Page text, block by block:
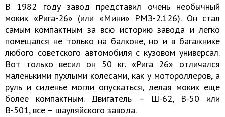
В 1982 году завод представил очень необычный
мокик «Рига-26» (или «Мини» РМЗ-2.126). Он стал
самым компактным за всю историю завода и легко
помещался не только на балконе, но и в багажнике
любого советского автомобиля с кузовом универсал.
Вот только весил он 50 кг. «Рига 26» отличался
маленькими пухлыми колесами, как у мотороллеров, а
руль и сиденье могли опускаться, делая мокик еще
более компактным. Двигатель – Ш-62, В-50 или
В-501, все – шауляйского завода.